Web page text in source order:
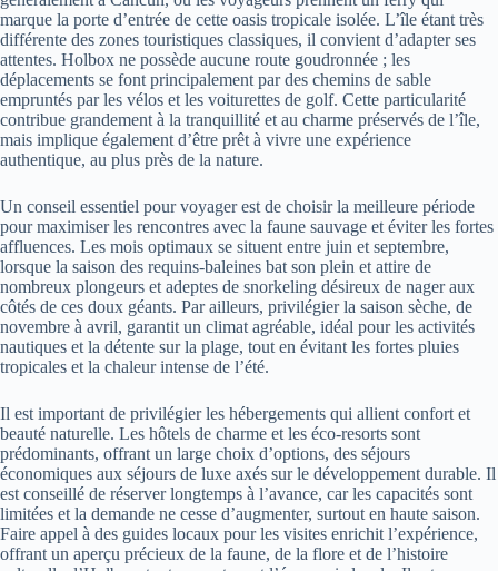
marque la porte d’entrée de cette oasis tropicale isolée. L’île étant très
différente des zones touristiques classiques, il convient d’adapter ses
attentes. Holbox ne possède aucune route goudronnée ; les
déplacements se font principalement par des chemins de sable
empruntés par les vélos et les voiturettes de golf. Cette particularité
contribue grandement à la tranquillité et au charme préservés de l’île,
mais implique également d’être prêt à vivre une expérience
authentique, au plus près de la nature.
Un conseil essentiel pour voyager est de choisir la meilleure période
pour maximiser les rencontres avec la faune sauvage et éviter les fortes
affluences. Les mois optimaux se situent entre juin et septembre,
lorsque la saison des requins-baleines bat son plein et attire de
nombreux plongeurs et adeptes de snorkeling désireux de nager aux
côtés de ces doux géants. Par ailleurs, privilégier la saison sèche, de
novembre à avril, garantit un climat agréable, idéal pour les activités
nautiques et la détente sur la plage, tout en évitant les fortes pluies
tropicales et la chaleur intense de l’été.
Il est important de privilégier les hébergements qui allient confort et
beauté naturelle. Les hôtels de charme et les éco-resorts sont
prédominants, offrant un large choix d’options, des séjours
économiques aux séjours de luxe axés sur le développement durable. Il
est conseillé de réserver longtemps à l’avance, car les capacités sont
limitées et la demande ne cesse d’augmenter, surtout en haute saison.
Faire appel à des guides locaux pour les visites enrichit l’expérience,
offrant un aperçu précieux de la faune, de la flore et de l’histoire